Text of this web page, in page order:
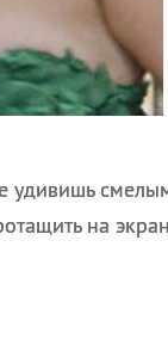
удивишь
на